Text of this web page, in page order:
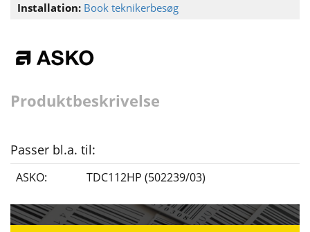
Installation: Book teknikerbesøg
Produktbeskrivelse
Passer bl.a. til:
ASKO: TDC112HP (502239/03)